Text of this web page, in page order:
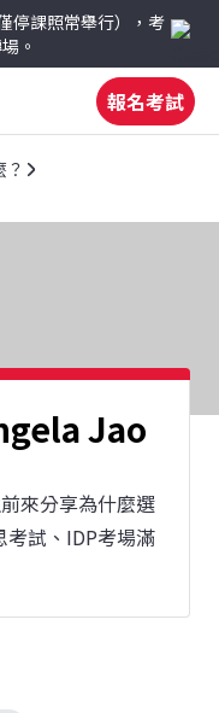
僅停課照常舉行），考
。
報名考試
Jao
來分享為什麼選
考試、IDP考場滿